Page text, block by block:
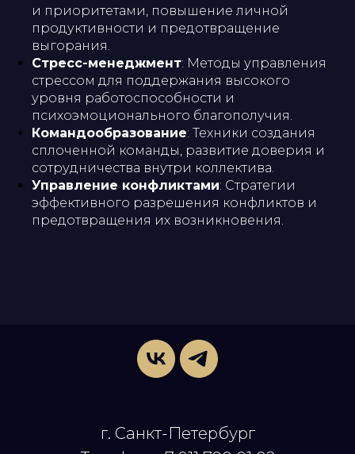
и приоритетами, повышение личной
продуктивности и предотвращение
выгорания.
Стресс-менеджмент: Методы управления
стрессом для поддержания высокого
уровня работоспособности и
психоэмоционального благополучия.
Командообразование: Техники создания
сплоченной команды, развитие доверия и
сотрудничества внутри коллектива.
Управление конфликтами: Стратегии
эффективного разрешения конфликтов и
предотвращения их возникновения.
г. Санкт-Петербург